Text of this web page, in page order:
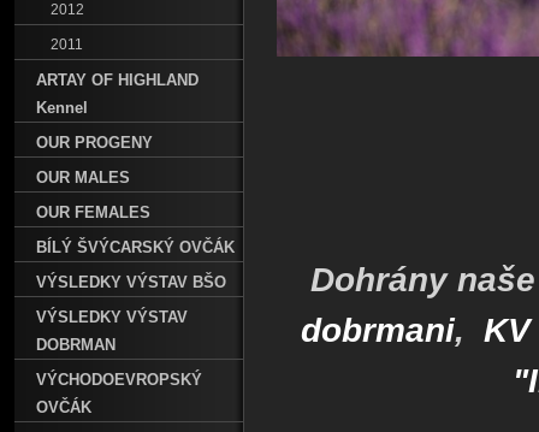
Dohrány
dobrmani, KV
2012
2011
ARTAY OF HIGHLAND
Kennel
OUR PROGENY
OUR MALES
OUR FEMALES
BÍLÝ ŠVÝCARSKÝ OVČÁK
VÝSLEDKY VÝSTAV BŠO
VÝSLEDKY VÝSTAV
DOBRMAN
VÝCHODOEVROPSKÝ
OVČÁK